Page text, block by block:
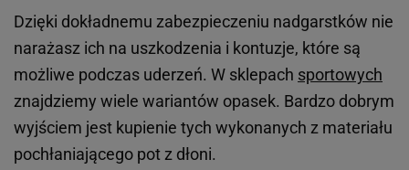
Dzięki dokładnemu zabezpieczeniu nadgarstków nie
narażasz ich na uszkodzenia i kontuzje, które są
możliwe podczas uderzeń. W sklepach sportowych
znajdziemy wiele wariantów opasek. Bardzo dobrym
wyjściem jest kupienie tych wykonanych z materiału
pochłaniającego pot z dłoni.